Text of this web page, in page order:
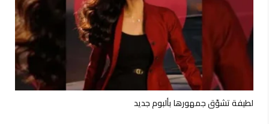
لطيفة تشوّق جمهورها بألبوم جديد